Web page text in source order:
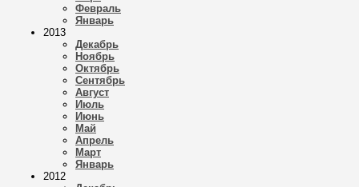
Февраль
Январь
2013
Декабрь
Ноябрь
Октябрь
Сентябрь
Август
Июль
Июнь
Май
Апрель
Март
Январь
2012